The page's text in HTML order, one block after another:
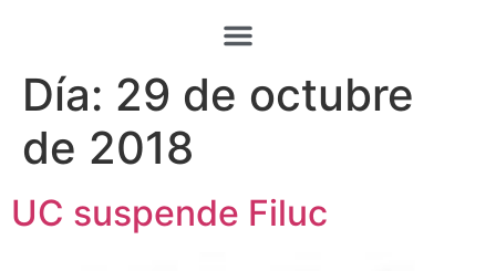
Día: 29 de octubre
de 2018
UC suspende Filuc